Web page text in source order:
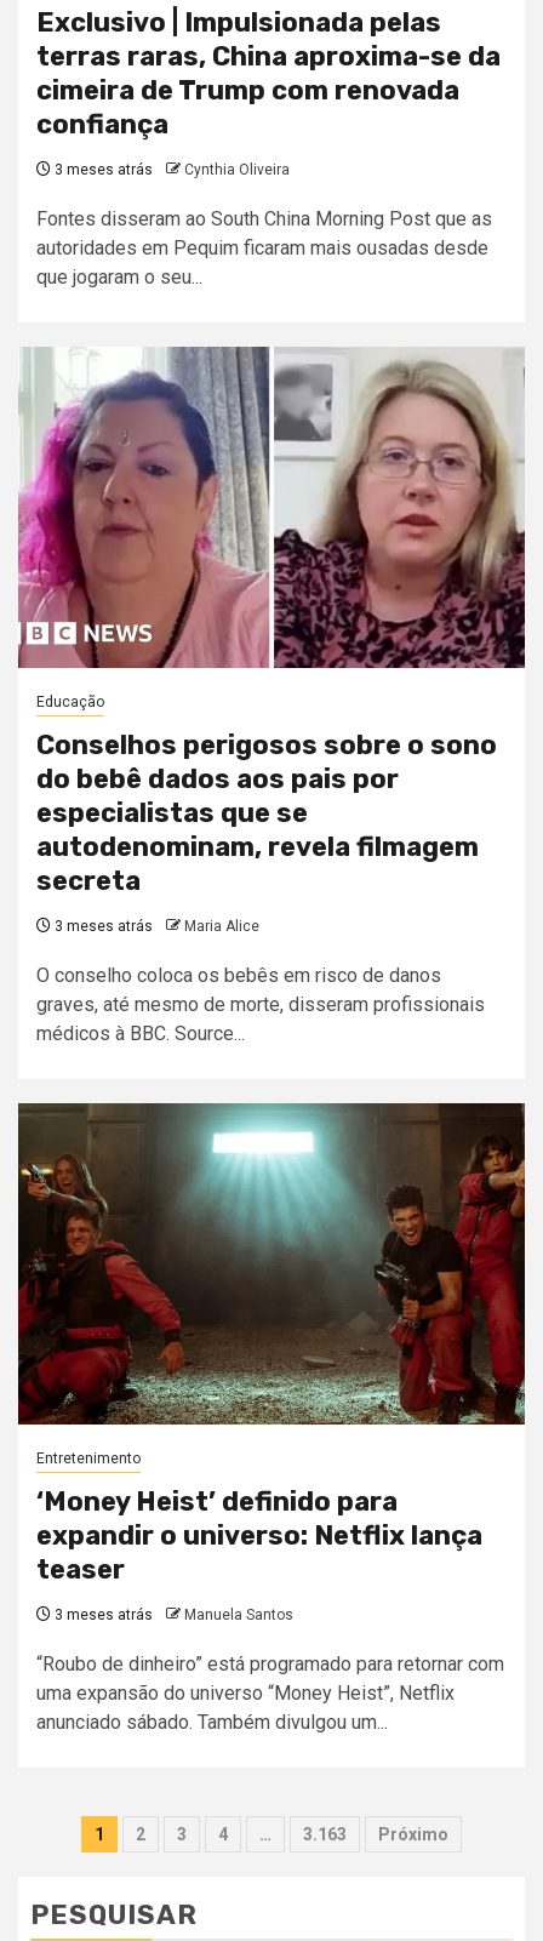
Exclusivo | Impulsionada pelas
terras raras, China aproxima-se da
cimeira de Trump com renovada
confiança
3 meses atrás Cynthia Oliveira
Fontes disseram ao South China Morning Post que as
autoridades em Pequim ficaram mais ousadas desde
que jogaram o seu...
Educação
Conselhos perigosos sobre o sono
do bebê dados aos pais por
especialistas que se
autodenominam, revela filmagem
secreta
3 meses atrás Maria Alice
O conselho coloca os bebês em risco de danos
graves, até mesmo de morte, disseram profissionais
médicos à BBC. Source...
Entretenimento
‘Money Heist’ definido para
expandir o universo: Netflix lança
teaser
3 meses atrás Manuela Santos
“Roubo de dinheiro” está programado para retornar com
uma expansão do universo “Money Heist”, Netflix
anunciado sábado. Também divulgou um...
Paginação
conteúdos
1 2 3 4 … 3.163 Próximo
PESQUISAR